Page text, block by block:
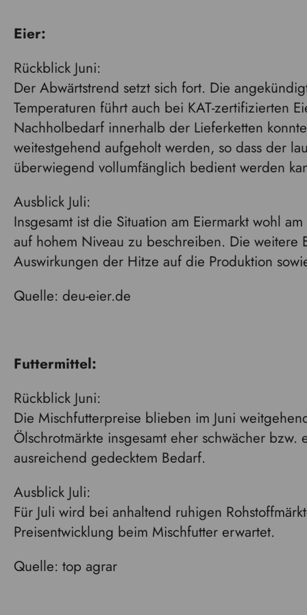
Eier:
Rückblick Juni:
Der Abwärtstrend setzt sich fort. Die
Temperaturen führt auch bei KAT-zertifizierten
Nachholbedarf innerhalb der Lieferketten
weitestgehend aufgeholt werden, so dass der
überwiegend vollumfänglich bedient werden
Ausblick Juli:
Insgesamt ist die Situation am Eiermarkt wohl
auf hohem Niveau zu beschreiben. Die weitere
Auswirkungen der Hitze auf die Produktion
Quelle: deu-eier.de
Futtermittel:
Rückblick Juni:
Die Mischfutterpreise blieben im Juni
Ölschrotmärkte insgesamt eher schwächer
ausreichend gedecktem Bedarf.
Ausblick Juli:
Für Juli wird bei anhaltend ruhigen
Preisentwicklung beim Mischfutter erwartet.
Quelle: top agrar